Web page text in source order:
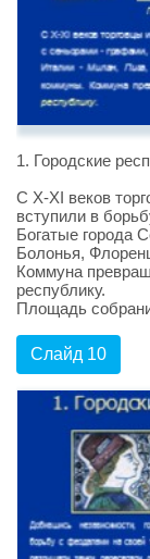
1. Городские
С X-XI веков
вступили в
Богатые города
Болонья,
Коммуна
республику.
Площадь
Слайд 10